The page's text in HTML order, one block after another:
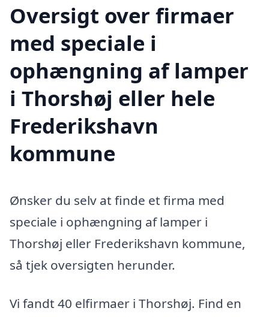
Oversigt over firmaer
med speciale i
ophængning af lamper
i Thorshøj eller hele
Frederikshavn
kommune
Ønsker du selv at finde et firma med
speciale i ophængning af lamper i
Thorshøj eller Frederikshavn kommune,
så tjek oversigten herunder.
Vi fandt 40 elfirmaer i Thorshøj. Find en